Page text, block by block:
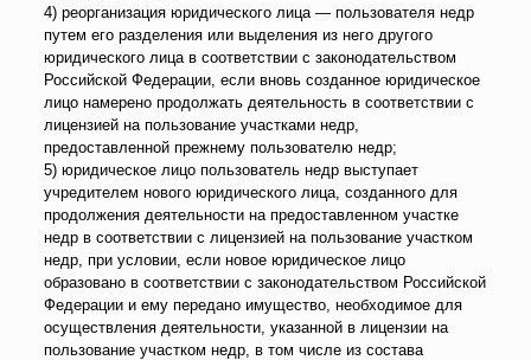
4) реорганизация юридического лица — пользователя недр
путем его разделения или выделения из него другого
юридического лица в соответствии с законодательством
Российской Федерации, если вновь созданное юридическое
лицо намерено продолжать деятельность в соответствии с
лицензией на пользование участками недр,
предоставленной прежнему пользователю недр;
5) юридическое лицо пользователь недр выступает
учредителем нового юридического лица, созданного для
продолжения деятельности на предоставленном участке
недр в соответствии с лицензией на пользование участком
недр, при условии, если новое юридическое лицо
образовано в соответствии с законодательством Российской
Федерации и ему передано имущество, необходимое для
осуществления деятельности, указанной в лицензии на
пользование участком недр, в том числе из состава